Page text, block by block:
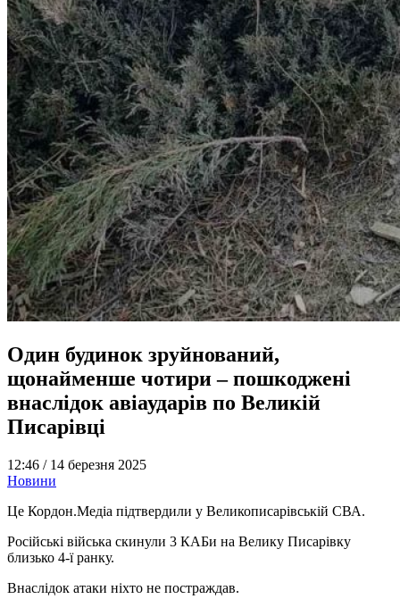
Один будинок зруйнований,
щонайменше чотири – пошкоджені
внаслідок авіаударів по Великій
Писарівці
12:46 / 14 березня 2025
Новини
Це Кордон.Медіа підтвердили у Великописарівській СВА.
Російські війська скинули 3 КАБи на Велику Писарівку
близько 4-ї ранку.
Внаслідок атаки ніхто не постраждав.